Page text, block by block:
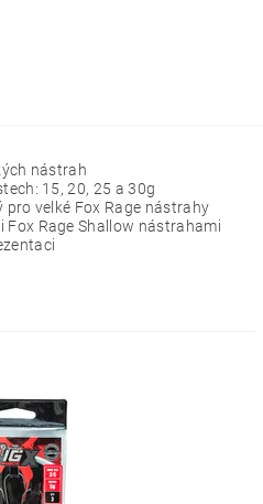
nástrah
15, 20, 25 a 30g
velké Fox Rage nástrahy
Fox Rage Shallow nástrahami